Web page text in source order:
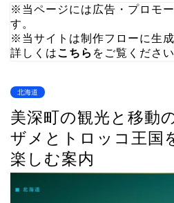
※当ページには広告・プロモ
す。
※当サイトは制作フローに生
詳しくはこちら をご覧ください
北海道
美深町の観光と移動
ザメとトロッコ王国
楽しむ案内